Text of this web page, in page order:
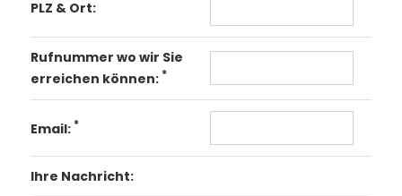
PLZ & Ort:
Rufnummer wo wir Sie
erreichen können: *
Email: *
Ihre Nachricht: